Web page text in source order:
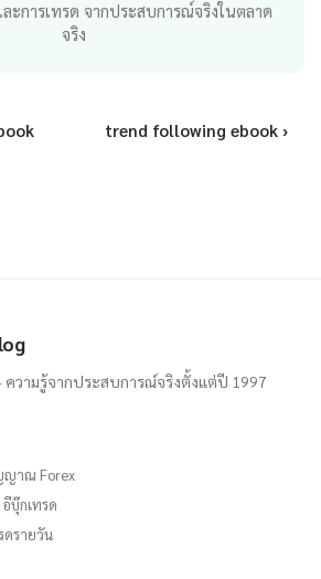
ะการเทรด จากประสบการณ์จริงในตลาด
จริง
trend following ebook ›
— ความรู้จากประสบการณ์จริงตั้งแต่ปี 1997
าณ Forex
บุ๊กเทรด
รายวัน